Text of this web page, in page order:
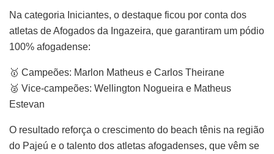
Na categoria Iniciantes, o destaque ficou por conta dos
atletas de Afogados da Ingazeira, que garantiram um pódio
100% afogadense:
🥇 Campeões: Marlon Matheus e Carlos Theirane
🥈 Vice-campeões: Wellington Nogueira e Matheus
Estevan
O resultado reforça o crescimento do beach tênis na região
do Pajeú e o talento dos atletas afogadenses, que vêm se